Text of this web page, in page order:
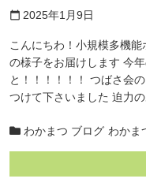
calendar_today 2025年1月9日
こんにちわ！小規模多機
の様子をお届けします 今
と！！！！！！ つばさ会
つけて下さいました 迫力
わかまつ ブログ わかま